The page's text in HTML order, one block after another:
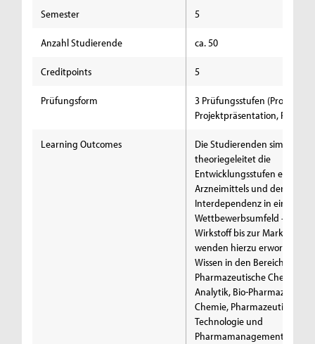
Semester 5
Anzahl Studierende ca. 50
Creditpoints 5
Prüfungsform
3 Prüfungsstufen
Projektpräsentation,
Learning Outcomes
Die Studierenden simulieren
theoriegeleitet die
Entwicklungsstufen eines
Arzneimittels und deren
Interdependenz in einem
Wettbewerbsumfeld – vom
Wirkstoff bis zur Marktreife
wenden hierzu erworbenes
Wissen in den Bereichen
Pharmazeutische Chemie
Analytik, Bio-
Chemie, Pharmazeutische
Technologie und
Pharmamanagement an.